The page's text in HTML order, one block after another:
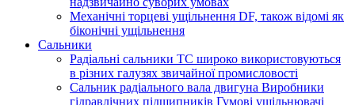
Механічні торцеві ущільнення DF, також відомі як
біконічні ущільнення
Сальники
Радіальні сальники TC широко використовуються
в різних галузях звичайної промисловості
Сальник радіального вала двигуна Виробники
гідравлічних підшипників Гумові ущільнювачі